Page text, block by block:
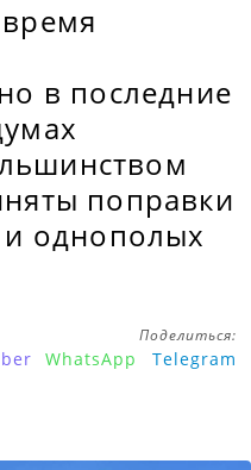
в последние
поправки
и однополых
Поделиться:
WhatsApp Telegram